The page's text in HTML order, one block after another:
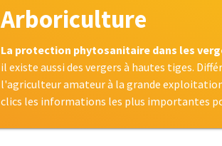
Arboriculture
La protection phytosanitaire dans les
il existe aussi des vergers à hautes tiges.
l'agriculteur amateur à la grande
clics les informations les plus importantes